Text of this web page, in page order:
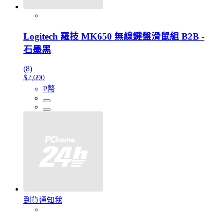
Logitech 羅技 MK650 無線鍵盤滑鼠組 B2B -
石墨黑
(8)
$2,690
P幣
到貨通知我